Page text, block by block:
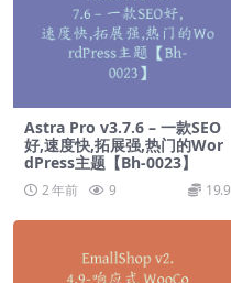
Astra Pro v3.7.6 – 一款SEO
好,速度快,拓展强,热门的Wor
dPress主题【Bh-0023】
2 年前 9 19.9